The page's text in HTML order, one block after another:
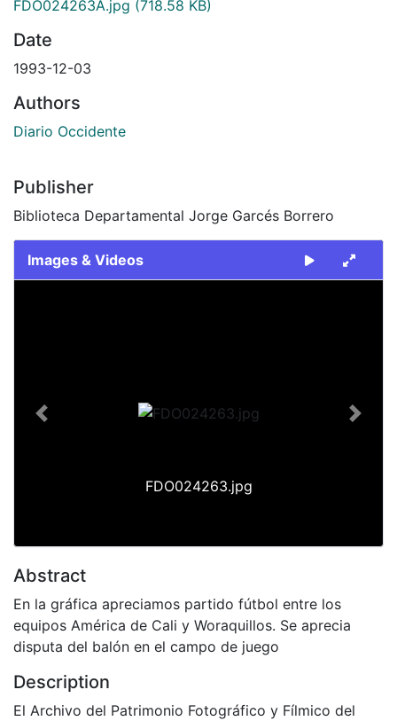
FDO024263A.jpg (718.58 KB)
Date
1993-12-03
Authors
Diario Occidente
Publisher
Biblioteca Departamental Jorge Garcés Borrero
Images & Videos
FDO024263.jpg
Previous Next
Abstract
En la gráfica apreciamos partido fútbol entre los
equipos América de Cali y Woraquillos. Se aprecia
disputa del balón en el campo de juego
Description
El Archivo del Patrimonio Fotográfico y Fílmico del